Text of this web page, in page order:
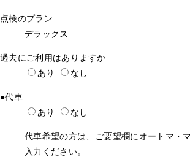
点検のプラン
デラックス
過去にご利用はありますか
あり
なし
●代車
あり
なし
代車希望の方は、ご要望欄にオートマ・
入力ください。